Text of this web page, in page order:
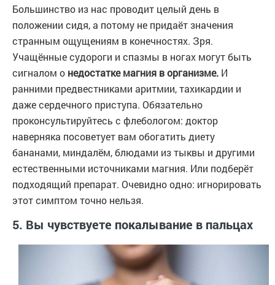
Большинство из нас проводит целый день в
положении сидя, а потому не придаёт значения
странным ощущениям в конечностях. Зря.
Учащённые судороги и спазмы в ногах могут быть
сигналом о недостатке магния в организме. И
ранними предвестниками аритмии, тахикардии и
даже сердечного приступа. Обязательно
проконсультируйтесь с флебологом: доктор
наверняка посоветует вам обогатить диету
бананами, миндалём, блюдами из тыквы и другими
естественными источниками магния. Или подберёт
подходящий препарат. Очевидно одно: игнорировать
этот симптом точно нельзя.
5. Вы чувствуете покалывание в пальцах